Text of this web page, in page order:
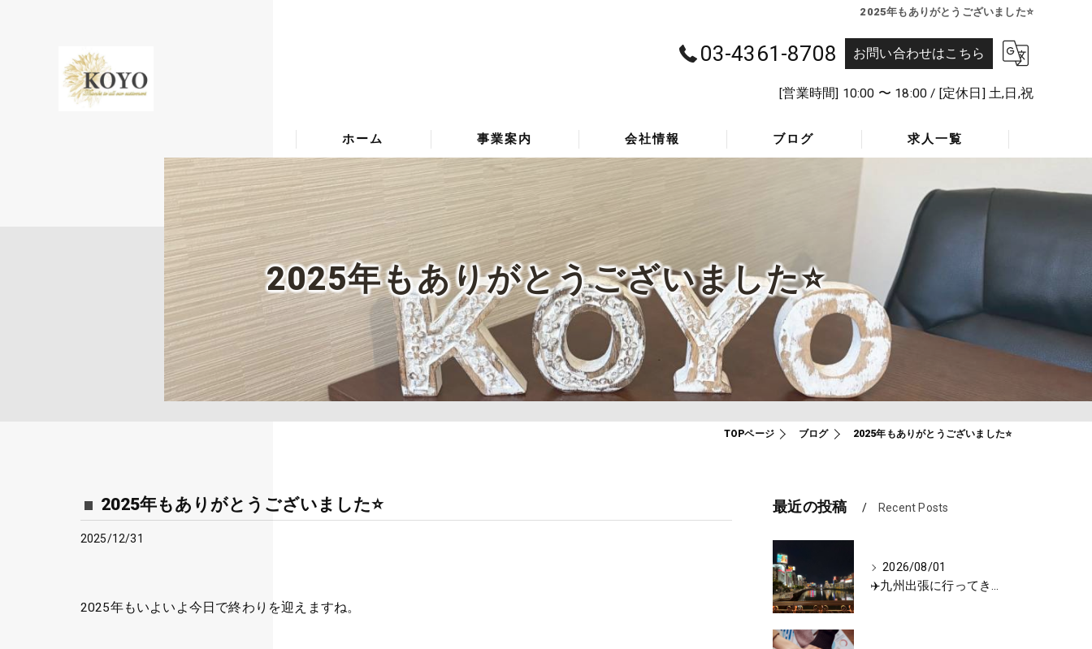
2025年もありがとうございました⭐️
03-4361-8708 お問い合わせはこちら
[営業時間] 10:00 〜 18:00 / [定休日] 土,日,祝
ホーム 事業案内
通信事業
BPO・アウトソーシング事業
代理店商材
会社情報
主要取引先
ブログ 求人一覧
2025年もありがとうございました⭐️
TOPページ ブログ 2025年もありがとうございました⭐️
2025年もありがとうございました⭐️
2025/12/31
2025年もいよいよ今日で終わりを迎えますね。
最近の投稿 Recent Posts
2026/08/01
✈️九州出張に行ってきました🚗